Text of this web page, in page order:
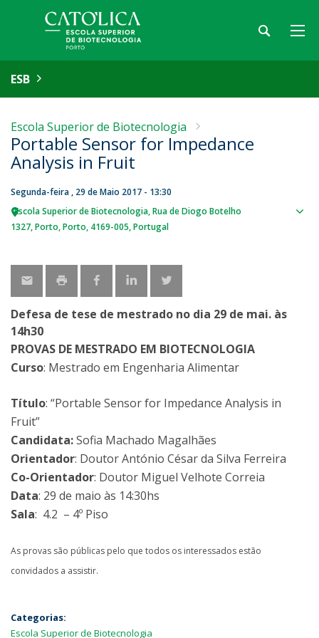
ESB
Escola Superior de Biotecnologia
Portable Sensor for Impedance
Analysis in Fruit
Segunda-feira , 29 de Maio 2017 - 13:30
Escola Superior de Biotecnologia Rua de Diogo Botelho
1327 Porto Porto 4169-005 Portugal
Defesa de tese de mestrado no dia 29 de mai. às
14h30
PROVAS DE MESTRADO EM BIOTECNOLOGIA
Curso: Mestrado em Engenharia Alimentar
Título: “Portable Sensor for Impedance Analysis in
Fruit”
Candidata:Sofia Machado Magalhães
Orientador: Doutor António César da Silva Ferreira
Co-Orientador: Doutor Miguel Velhote Correia
Data: 29 de maio às 14:30hs
Sala: 4.2 – 4º Piso
As provas são públicas pelo que todos os interessados estão
convidados a assistir.
Categorias:
Escola Superior de Biotecnologia